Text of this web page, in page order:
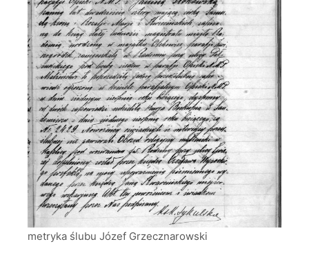
metryka ślubu Józef Grzecznarowski